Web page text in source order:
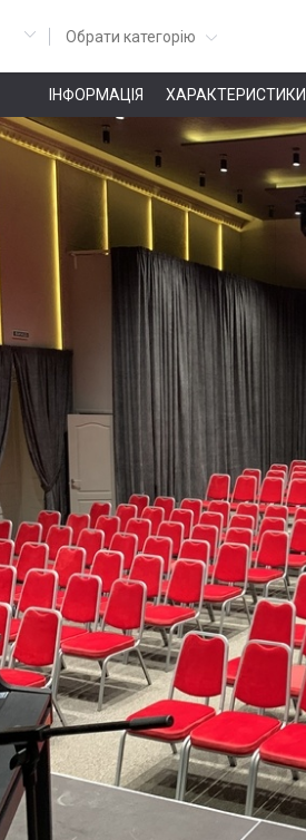
Обрати категорію
ІНФОРМАЦІЯ ХАРАКТЕРИСТИКИ